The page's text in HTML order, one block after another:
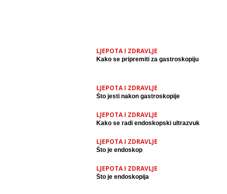
LJEPOTA I ZDRAVLJE
Kako se pripremiti za gastroskopiju
LJEPOTA I ZDRAVLJE
Što jesti nakon gastroskopije
LJEPOTA I ZDRAVLJE
Kako se radi endoskopski ultrazvuk
LJEPOTA I ZDRAVLJE
Što je endoskop
LJEPOTA I ZDRAVLJE
Što je endoskopija